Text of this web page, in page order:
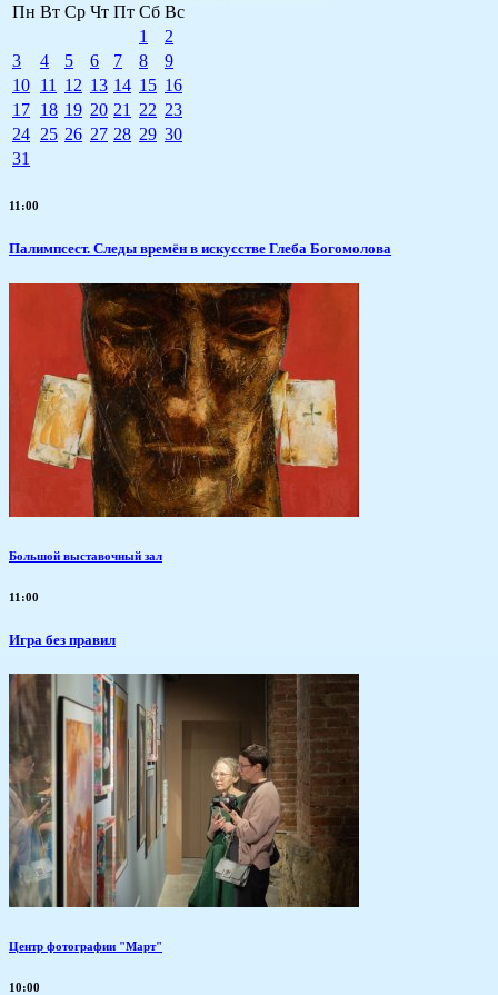
Пн Вт Ср Чт Пт Сб Вс
1
2
3
4 5 6 7 8
9
10 11 12 13 14 15 16
17 18 19 20 21 22 23
24 25 26 27 28 29 30
31
11:00
Палимпсест. Следы времён в искусстве Глеба Богомолова
Большой выставочный зал
11:00
​Игра без правил
Центр фотографии "Март"
10:00